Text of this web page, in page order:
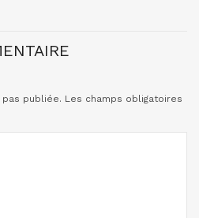
publiée. Les champs obligatoires